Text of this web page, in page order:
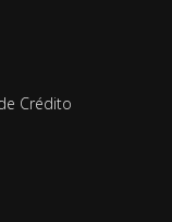
Crédito